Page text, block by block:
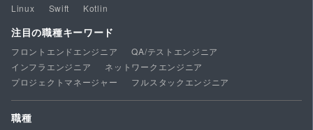
Linux
Swift Kotlin
注目の職種キーワード
フロントエンドエンジニア
QA/テストエンジニア
インフラエンジニア
ネットワークエンジニア
プロジェクトマネージャー
フルスタックエンジニア
職種